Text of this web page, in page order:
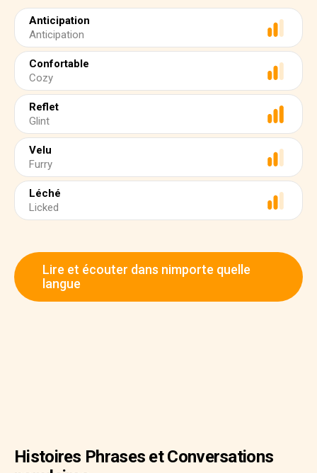
Anticipation
Anticipation
Confortable
Cozy
Reflet
Glint
Velu
Furry
Léché
Licked
Lire et écouter dans nimporte quelle
langue
Histoires Phrases et Conversations